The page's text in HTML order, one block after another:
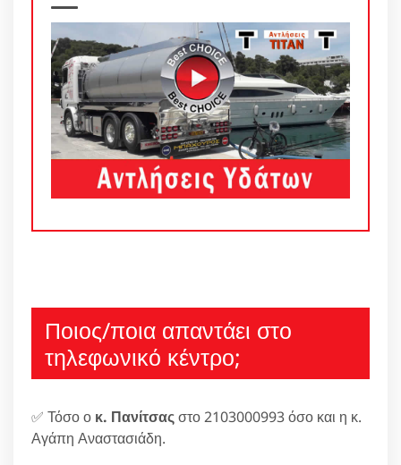
Ποιος/ποια απαντάει στο
τηλεφωνικό κέντρο;
✅ Τόσο ο κ. Πανίτσαςστο 2103000993 όσο και η κ.
Αγάπη Αναστασιάδη.